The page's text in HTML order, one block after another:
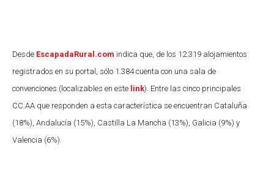
Desde EscapadaRural.com indica que, de los 12.319 alojamientos
registrados en su portal, sólo 1.384 cuenta con una sala de
convenciones (localizables en este link). Entre las cinco principales
CC.AA que responden a esta característica se encuentran Cataluña
(18%), Andalucía (15%), Castilla La Mancha (13%), Galicia (9%) y
Valencia (6%).